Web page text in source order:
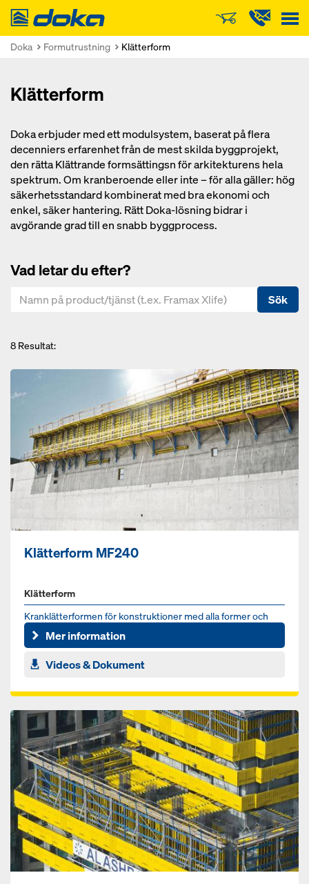
Doka
Doka Formutrustning Klätterform
Klätterform
Doka erbjuder med ett modulsystem, baserat på flera
decenniers erfarenhet från de mest skilda byggprojekt,
den rätta Klättrande formsättingsn för arkitekturens hela
spektrum. Om kranberoende eller inte – för alla gäller: hög
säkerhetsstandard kombinerat med bra ekonomi och
enkel, säker hantering. Rätt Doka-lösning bidrar i
avgörande grad till en snabb byggprocess.
Vad letar du efter?
Sök
8 Resultat:
Klätterform MF240
Klätterform
Kranklätterformen för konstruktioner med alla former och
höjderMer information
Videos & Dokument